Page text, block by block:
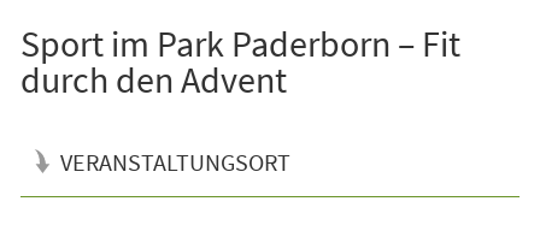
Sport im Park Paderborn – Fit
durch den Advent
VERANSTALTUNGSORT